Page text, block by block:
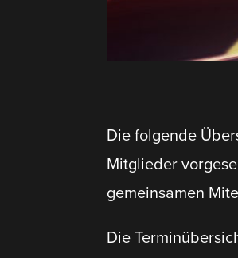
Die folgende
Mitglieder
gemein­samen
Die